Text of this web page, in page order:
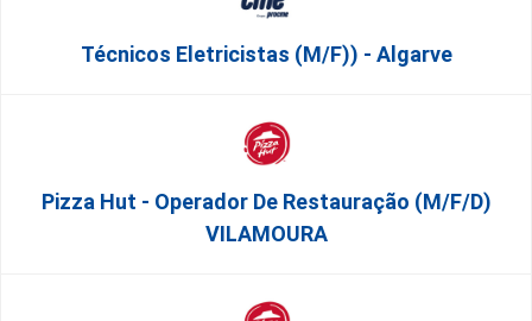
Técnicos Eletricistas (m/f)) - Algarve
Pizza Hut - Operador De Restauração (m/f/d)
VILAMOURA